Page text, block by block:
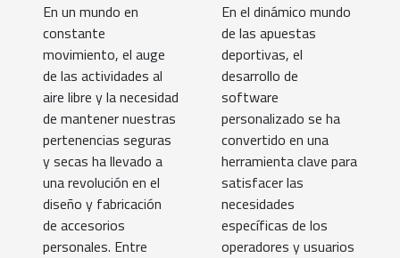
riñoneras
En un mundo en
constante
movimiento, el auge
de las actividades al
aire libre y la necesidad
de mantener nuestras
pertenencias seguras
y secas ha llevado a
una revolución en el
diseño y fabricación
de accesorios
personales. Entre
tendencias y
desafíos
En el dinámico mundo
de las apuestas
deportivas, el
desarrollo de
software
personalizado se ha
convertido en una
herramienta clave para
satisfacer las
necesidades
específicas de los
operadores y usuarios